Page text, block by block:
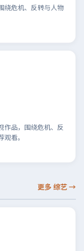
绕危机、反转与人物
作品，围绕危机、反
看。
更多 综艺→